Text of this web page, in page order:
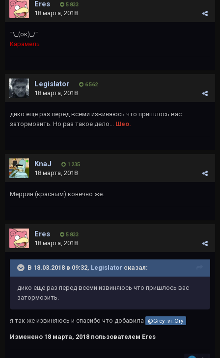
Eres 5 833
18 марта, 2018
¯\_(ок)_/¯
Карамель
Legislator 6 562
18 марта, 2018
дико еще раз перед всеми извиняюсь что пришлось вас
затормозить. Но раз такое дело... Шео.
KnaJ 1 235
18 марта, 2018
Меррин (красным) конечно же.
Eres 5 833
18 марта, 2018
В 18.03.2018 в 09:32, Legislator сказал:
дико еще раз перед всеми извиняюсь что пришлось вас
затормозить.
я так же извиняюсь и спасибо что добавила @Grey_vi_Ory
Изменено 18 марта, 2018 пользователем Eres